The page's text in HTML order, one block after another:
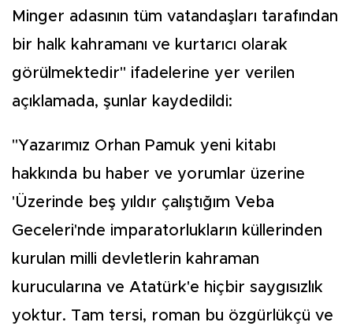
Minger adasının tüm vatandaşları tarafından
bir halk kahramanı ve kurtarıcı olarak
görülmektedir" ifadelerine yer verilen
açıklamada, şunlar kaydedildi:
"Yazarımız Orhan Pamuk yeni kitabı
hakkında bu haber ve yorumlar üzerine
'Üzerinde beş yıldır çalıştığım Veba
Geceleri'nde imparatorlukların küllerinden
kurulan milli devletlerin kahraman
kurucularına ve Atatürk'e hiçbir saygısızlık
yoktur. Tam tersi, roman bu özgürlükçü ve